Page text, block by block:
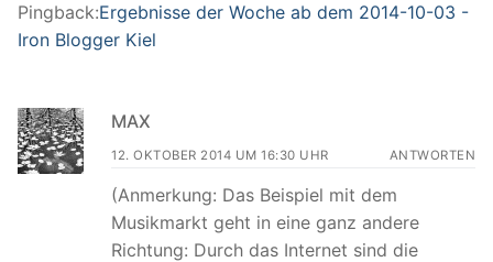
Pingback:Ergebnisse der Woche ab dem 2014-10-03 -
Iron Blogger Kiel
MAX
12. OKTOBER 2014 UM 16:30 UHR ANTWORTEN
(Anmerkung: Das Beispiel mit dem
Musikmarkt geht in eine ganz andere
Richtung: Durch das Internet sind die